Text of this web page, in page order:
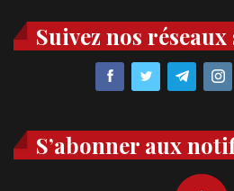
Suivez nos
S’abonner aux